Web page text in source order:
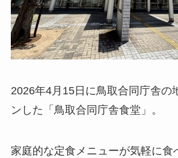
2026年4月15日に鳥取合同庁舎の
ンした「鳥取合同庁舎食堂」。
家庭的な定食メニューが気軽に食